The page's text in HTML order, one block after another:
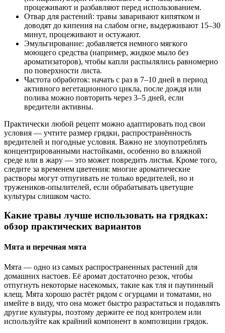
процеживают и разбавляют перед использованием.
Отвар для растений: травы заваривают кипятком и
доводят до кипения на слабом огне, выдерживают 15–30
минут, процеживают и остужают.
Эмульгирование: добавляется немного мягкого
моющего средства (например, жидкое мыло без
ароматизаторов), чтобы капли распылялись равномерно
по поверхности листа.
Частота обработок: начать с раз в 7–10 дней в период
активного вегетационного цикла, после дождя или
полива можно повторить через 3–5 дней, если
вредители активны.
Практически любой рецепт можно адаптировать под свои
условия — учтите размер грядки, распространённость
вредителей и погодные условия. Важно не злоупотреблять
концентрированными настойками, особенно во влажной
среде или в жару — это может повредить листья. Кроме того,
следите за временем цветения: многие ароматические
растворы могут отпугивать не только вредителей, но и
тружеников-опылителей, если обрабатывать цветущие
культуры слишком часто.
Какие травы лучше использовать на грядках:
обзор практических вариантов
Мята и перечная мята
Мята — одно из самых распространенных растений для
домашних настоев. Её аромат достаточно резок, чтобы
отпугнуть некоторые насекомых, такие как тля и паутинный
клещ. Мята хорошо растёт рядом с огурцами и томатами, но
имейте в виду, что она может быстро разрастаться и подавлять
другие культуры, поэтому держите ее под контролем или
используйте как крайний компонент в композиции грядок.